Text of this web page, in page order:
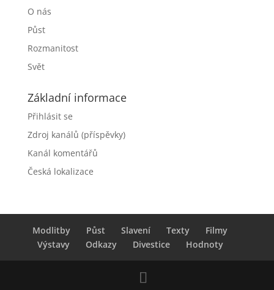
O nás
Půst
Rozmanitost
Svět
Základní informace
Přihlásit se
Zdroj kanálů (příspěvky)
Kanál komentářů
Česká lokalizace
Modlitby Půst Slavení Texty
Filmy
Výstavy
Odkazy Divestice Hodnoty